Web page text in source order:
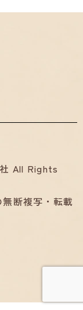
All Rights
無断複写・転載